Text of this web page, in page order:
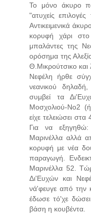
Το μόνο άκυρο
"ατυχείς
Αντικειμενικά
κορυφή χάρι
μπαλάντες της
ορόσημα της
Θ.Μικρούτσικο
Νεφέλη ήρθε
νεανικού
συμβεί τα
Μοσχολιού-Νο2
είχε τελειώσει
Για να
Μαρινέλλα αλλά
κορυφή με νέα
παραγωγή.
Μαρινέλλα 52.
Δι'Ευχών και
νά'φευγε από την
έδωσε τό'χε
βάση η κουβέντα.